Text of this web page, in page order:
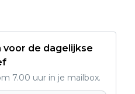
voor de dagelijkse
7.00 uur in je mailbox.